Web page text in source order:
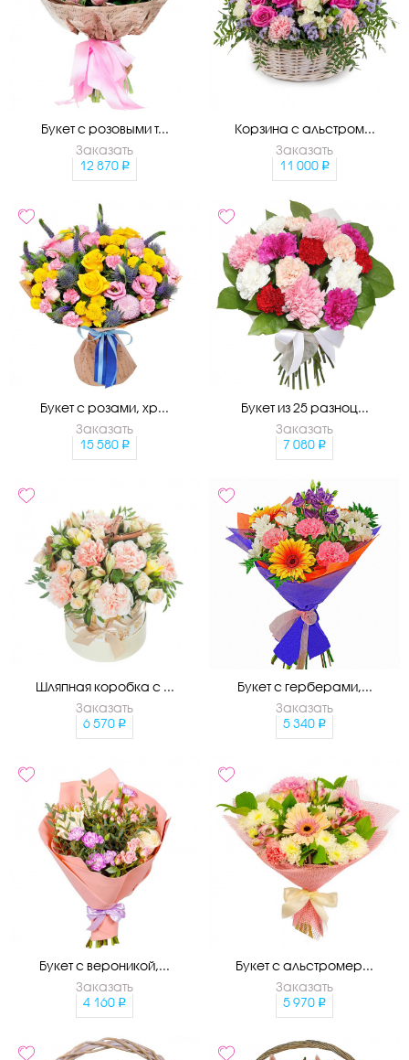
Букет с розовыми т...
Заказать
12 870
Корзина с альстром...
Заказать
11 000
Букет с розами, хр...
Заказать
15 580
Букет из 25 разноц...
Заказать
7 080
Шляпная коробка с ...
Заказать
6 570
Букет с герберами,...
Заказать
5 340
Букет с вероникой,...
Заказать
4 160
Букет с альстромер...
Заказать
5 970